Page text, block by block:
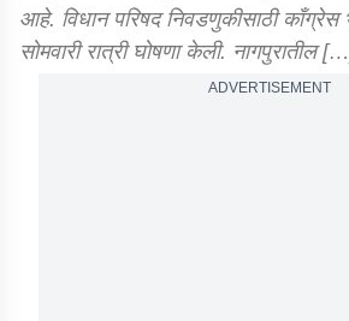
आहे. विधान परिषद निवडणुकीसाठी काँग्रेस
सोमवारी रात्री घोषणा केली. नागपुरातील
ADVERTISEMENT